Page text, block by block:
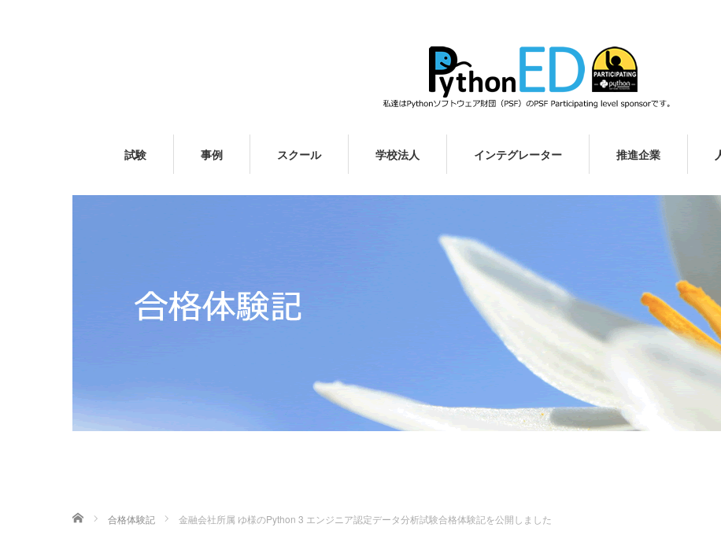
試験 事例 スクール 学校法人 インテグレーター 推進企業
ホーム 合格体験記 金融会社所属 ゆ様のPython 3 エンジニア認定データ分析試験合格体験記を公開しました